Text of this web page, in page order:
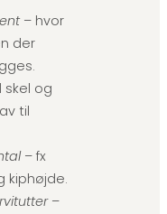
– hvor
der
skel og
til
– fx
kip­højde.
–